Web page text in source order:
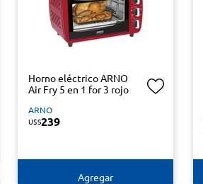
Horno eléctrico ARNO
Air Fry 5 en 1 for 3 rojo
ARNO
U$S239
Agregar